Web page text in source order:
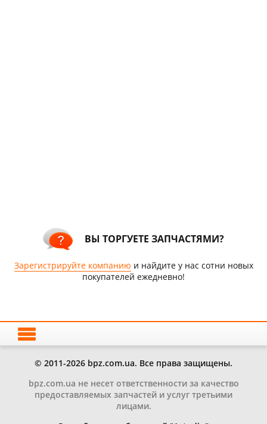
ВЫ ТОРГУЕТЕ ЗАПЧАСТЯМИ?
Зарегистрируйте компанию и найдите у нас сотни новых
покупателей ежедневно!
© 2011-2026 bpz.com.ua. Все права защищены.
bpz.com.ua не несет ответственности за качество
предоставляемых запчастей и услуг третьими
лицами.